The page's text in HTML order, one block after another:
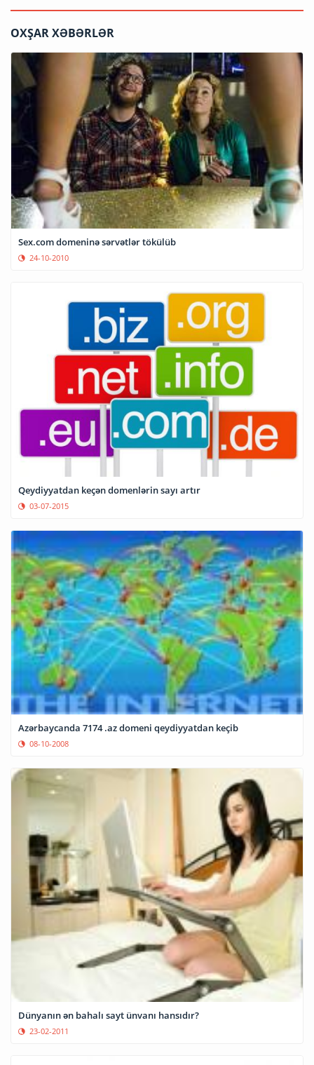
OXŞAR XƏBƏRLƏR
Sex.com domeninə sərvətlər tökülüb
24-10-2010
Qeydiyyatdan keçən domenlərin sayı artır
03-07-2015
Azərbaycanda 7174 .az domeni qeydiyyatdan keçib
08-10-2008
Dünyanın ən bahalı sayt ünvanı hansıdır?
23-02-2011